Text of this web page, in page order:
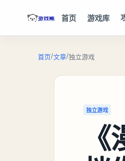
首页 游戏库
首页/文章/独立游戏
独立游戏